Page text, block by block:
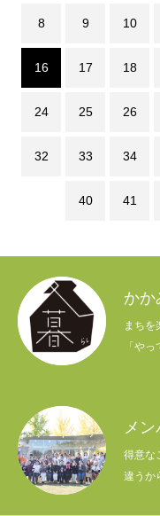
8 9 10
16 17 18
24 25 26
32 33 34
40 41
かか
まちを
「や
メ
得意な
違うか